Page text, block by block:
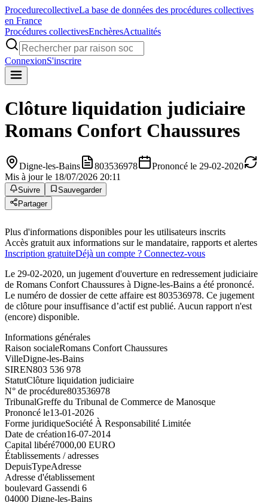
ProcedurecollectiveLa base de données des procédures collectives
en France
Procédures collectivesEnchèresActualités
ConnexionS'inscrire
Clôture liquidation judiciaire
Romans Confort Chaussures
Digne-les-Bains 803536978
Prononcé le 29-02-2020
Mis à jour le 18/07/2026 20:11
Suivre
Sauvegarder
Partager
Plus d'informations disponibles pour les utilisateurs inscrits
Accès gratuit aux informations sur le mandataire, rapports et alertes
Inscription gratuiteDéjà un compte ? Connectez-vous
Le 29-02-2020, un jugement d'ouverture en redressement judiciaire
de Romans Confort Chaussures à Digne-les-Bains a été prononcé.
Le numéro de dossier de cette affaire est 803536978. Ce jugement
de clôture pour insuffisance d’actif est publié. Aucun rapport n'est
(encore) disponible.
Informations générales
Raison socialeRomans Confort Chaussures
VilleDigne-les-Bains
SIREN803 536 978
StatutClôture liquidation judiciaire
N° de procédure803536978
TribunalGreffe du Tribunal de Commerce de Manosque
Prononcé le13-01-2026
Forme juridiqueSociété À Responsabilité Limitée
Date de création16-07-2014
Capital libéré7000,00 EURO
Établissements / adresses
DepuisTypeAdresse
Adresse d'établissement
boulevard Gassendi 6
04000 Digne-les-Bains